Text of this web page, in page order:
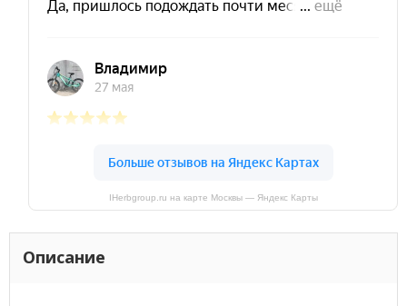
IHerbgroup.ru на карте Москвы — Яндекс Карты
Описание